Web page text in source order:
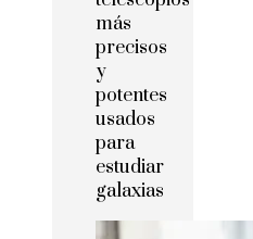
más
precisos
y
potentes
usados
para
estudiar
galaxias